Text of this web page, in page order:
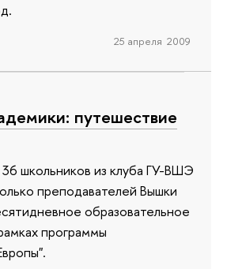
25 апреля 2009
путешествие
36 школьников из клуба ГУ-ВШЭ
преподавателей Вышки
образовательное
программы